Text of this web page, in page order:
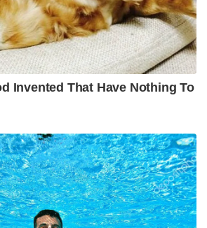
Invented That Have Nothing To